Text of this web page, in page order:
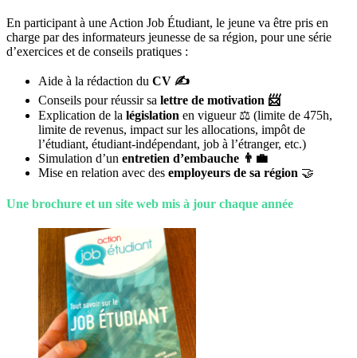
En participant à une Action Job Étudiant, le jeune va être pris en
charge par des informateurs jeunesse de sa région, pour une série
d’exercices et de conseils pratiques :
Aide à la rédaction du CV ✍
Conseils pour réussir sa lettre de motivation 📨
Explication de la législation en vigueur ⚖️ (limite de 475h,
limite de revenus, impact sur les allocations, impôt de
l’étudiant, étudiant-indépendant, job à l’étranger, etc.)
Simulation d’un entretien d’embauche 👨
Mise en relation avec des employeurs de sa région 🤝
Une brochure et un site web mis à jour chaque année